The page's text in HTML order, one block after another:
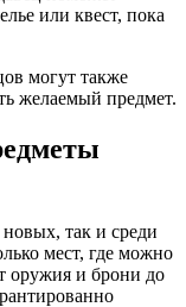
или квест, пока
могут также
желаемый предмет.
так и среди
мест, где можно
оружия и брони до